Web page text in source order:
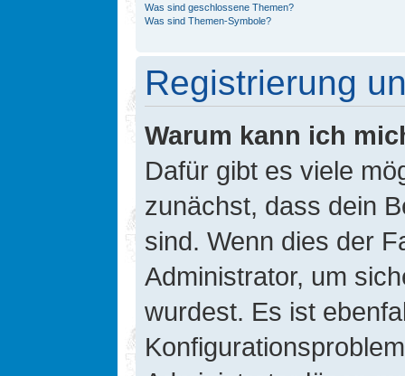
Was sind geschlossene Themen?
Was sind Themen-Symbole?
Registrierung
Warum kann ich
Dafür gibt es viele
zunächst, dass dein
sind. Wenn dies der
Administrator, um
wurdest. Es ist